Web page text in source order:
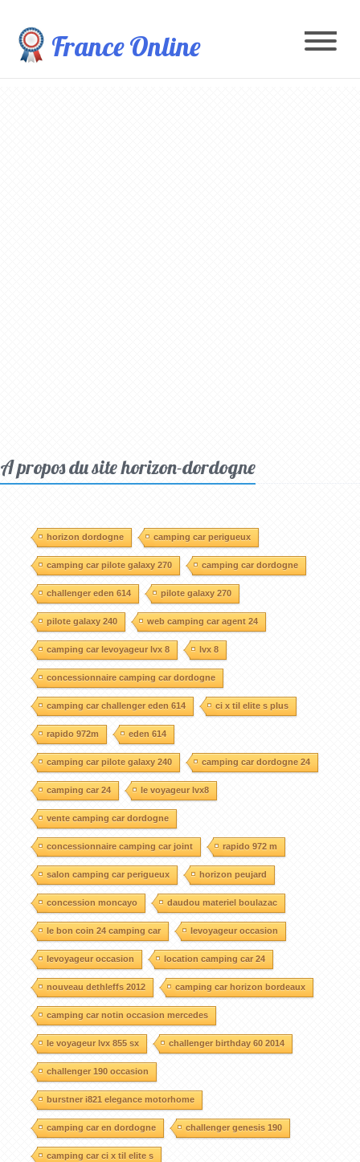
France Online
A propos du site horizon-dordogne
horizon dordogne camping car perigueux
camping car pilote galaxy 270 camping car dordogne
challenger eden 614 pilote galaxy 270
pilote galaxy 240 web camping car agent 24
camping car levoyageur lvx 8 lvx 8
concessionnaire camping car dordogne
camping car challenger eden 614 ci x til elite s plus
rapido 972m eden 614
camping car pilote galaxy 240 camping car dordogne 24
camping car 24 le voyageur lvx8
vente camping car dordogne
concessionnaire camping car joint rapido 972 m
salon camping car perigueux horizon peujard
concession moncayo daudou materiel boulazac
le bon coin 24 camping car levoyageur occasion
levoyageur occasion location camping car 24
nouveau dethleffs 2012 camping car horizon bordeaux
camping car notin occasion mercedes
le voyageur lvx 855 sx challenger birthday 60 2014
challenger 190 occasion
burstner i821 elegance motorhome
camping car en dordogne challenger genesis 190
camping car ci x til elite s